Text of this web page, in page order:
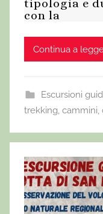
tipologia e
con la
Continua a
Escursioni
trekking, cammini,